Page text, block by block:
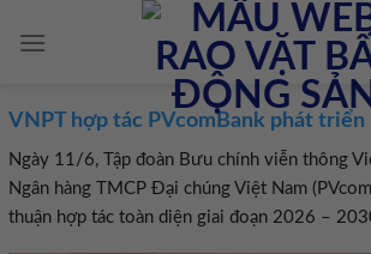
VNPT hợp tác PVcomBank phát triển
Ngày 11/6, Tập đoàn Bưu chính viễn thông
Ngân hàng TMCP Đại chúng Việt Nam
thuận hợp tác toàn diện giai đoạn 2026 –